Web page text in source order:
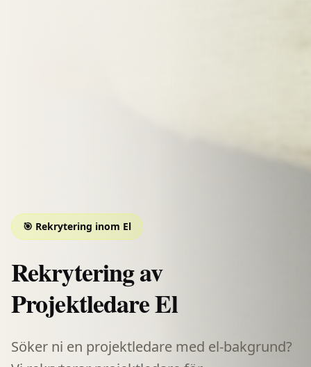
🎯 Rekrytering inom El
Rekrytering av
Projektledare El
Söker ni en projektledare med el-bakgrund?